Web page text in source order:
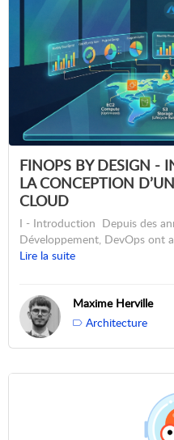
FINOPS BY DESIGN -
LA CONCEPTION
CLOUD
I - Introduction Depuis des
Développement, DevOps ont
Lire la suite
Maxime Herville
Architecture